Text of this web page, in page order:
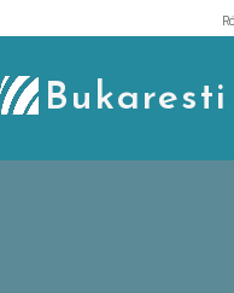
to
content